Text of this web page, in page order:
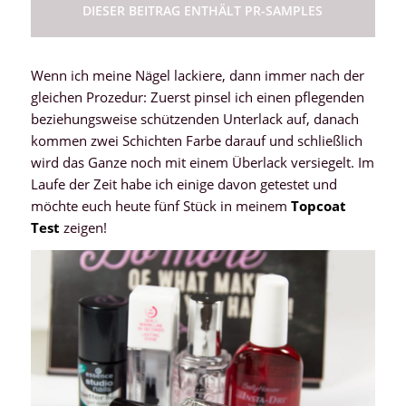
DIESER BEITRAG ENTHÄLT PR-SAMPLES
Wenn ich meine Nägel lackiere, dann immer nach der
gleichen Prozedur: Zuerst pinsel ich einen pflegenden
beziehungsweise schützenden Unterlack auf, danach
kommen zwei Schichten Farbe darauf und schließlich
wird das Ganze noch mit einem Überlack versiegelt. Im
Laufe der Zeit habe ich einige davon getestet und
möchte euch heute fünf Stück in meinem Topcoat
Test zeigen!